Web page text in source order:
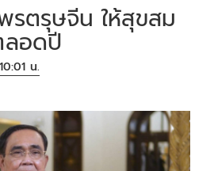
ตรุษจีน ให้สุขสม
ลอดปี
น.